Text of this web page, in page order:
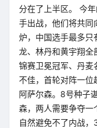
分在了上半区。 今
手出战，他们将共同
炉，中国选手最多只
龙、林丹和黄宇翔全
锦赛卫冕冠军、丹麦
不佳，首轮对阵一位
阿萨尔森。8号种子
森，两人需要争夺一
自然避免不了内战